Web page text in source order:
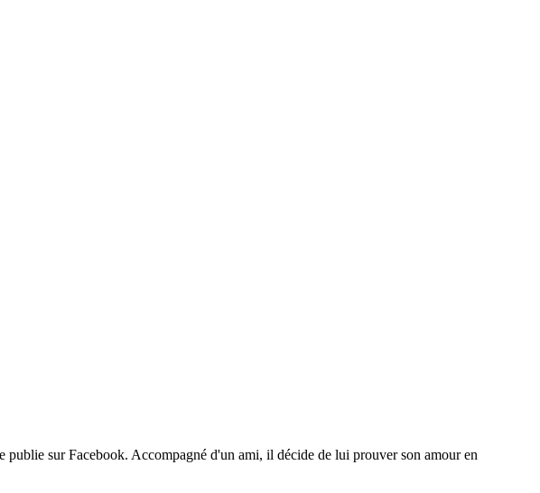
sur Facebook. Accompagné d'un ami, il décide de lui prouver son amour en